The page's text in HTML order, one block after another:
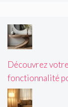
Découvrez
fonctionnalité